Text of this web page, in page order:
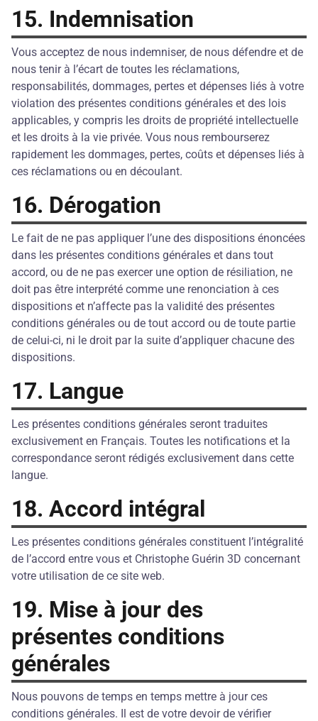
15. Indemnisation
Vous acceptez de nous indemniser, de nous défendre et de
nous tenir à l’écart de toutes les réclamations,
responsabilités, dommages, pertes et dépenses liés à votre
violation des présentes conditions générales et des lois
applicables, y compris les droits de propriété intellectuelle
et les droits à la vie privée. Vous nous rembourserez
rapidement les dommages, pertes, coûts et dépenses liés à
ces réclamations ou en découlant.
16. Dérogation
Le fait de ne pas appliquer l’une des dispositions énoncées
dans les présentes conditions générales et dans tout
accord, ou de ne pas exercer une option de résiliation, ne
doit pas être interprété comme une renonciation à ces
dispositions et n’affecte pas la validité des présentes
conditions générales ou de tout accord ou de toute partie
de celui-ci, ni le droit par la suite d’appliquer chacune des
dispositions.
17. Langue
Les présentes conditions générales seront traduites
exclusivement en Français. Toutes les notifications et la
correspondance seront rédigés exclusivement dans cette
langue.
18. Accord intégral
Les présentes conditions générales constituent l’intégralité
de l’accord entre vous et Christophe Guérin 3D concernant
votre utilisation de ce site web.
19. Mise à jour des
présentes conditions
générales
Nous pouvons de temps en temps mettre à jour ces
conditions générales. Il est de votre devoir de vérifier